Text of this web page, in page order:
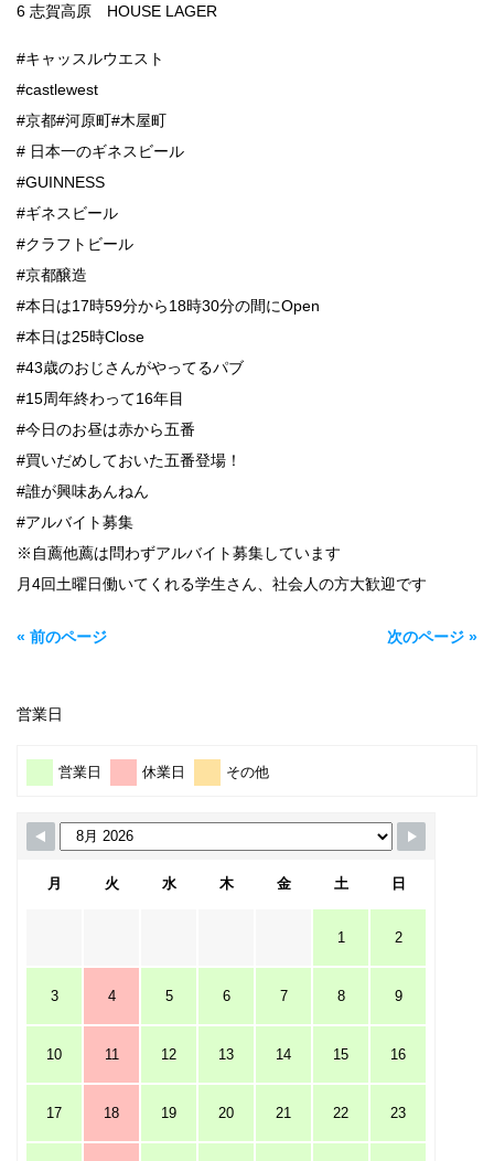
6 志賀高原 HOUSE LAGER
#キャッスルウエスト
#castlewest
#京都#河原町#木屋町
# 日本一のギネスビール
#GUINNESS
#ギネスビール
#クラフトビール
#京都醸造
#本日は17時59分から18時30分の間にOpen
#本日は25時Close
#43歳のおじさんがやってるパブ
#15周年終わって16年目
#今日のお昼は赤から五番
#買いだめしておいた五番登場！
#誰が興味あんねん
#アルバイト募集
※自薦他薦は問わずアルバイト募集しています
月4回土曜日働いてくれる学生さん、社会人の方大歓迎です
« 前のページ 次のページ »
営業日
営業日 休業日 その他
月 火 水 木 金 土 日
1 2
3 4 5 6 7 8 9
10 11 12 13 14 15 16
17 18 19 20 21 22 23